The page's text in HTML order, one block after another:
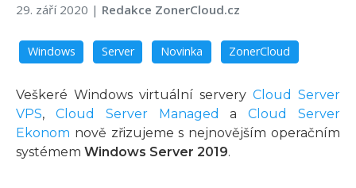
29. září 2020 | Redakce ZonerCloud.cz
Windows Server Novinka ZonerCloud
Veškeré Windows virtuální servery Cloud Server
VPS, Cloud Server Managed aCloud Server
Ekonom nově zřizujeme s nejnovějším operačním
systémem Windows Server 2019.